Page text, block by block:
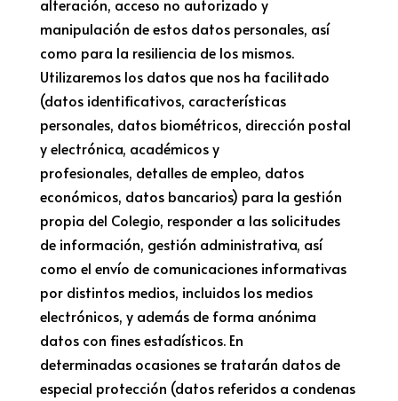
alteración, acceso no autorizado y
manipulación de estos datos personales, así
como para la resiliencia de los mismos.
Utilizaremos los datos que nos ha facilitado
(datos identificativos, características
personales, datos biométricos, dirección postal
y electrónica, académicos y
profesionales, detalles de empleo, datos
económicos, datos bancarios) para la gestión
propia del Colegio, responder a las solicitudes
de información, gestión administrativa, así
como el envío de comunicaciones informativas
por distintos medios, incluidos los medios
electrónicos, y además de forma anónima
datos con fines estadísticos. En
determinadas ocasiones se tratarán datos de
especial protección (datos referidos a condenas